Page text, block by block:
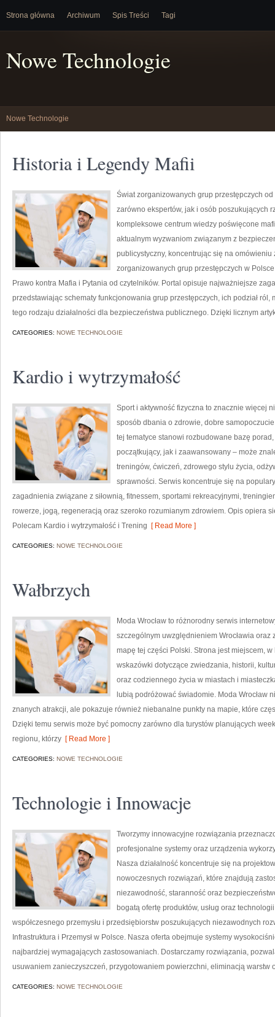
Strona główna Archiwum Spis Treści Tagi
Nowe Technologie
Nowe Technologie
Historia i Legendy Mafii
Świat zorganizowanych grup przestępczych
zarówno ekspertów, jak i osób poszukujących
kompleksowe centrum wiedzy poświęcone
aktualnym wyzwaniom związanym z
publicystyczny, koncentrując się na
zorganizowanych grup przestępczych w
Prawo kontra Mafia i Pytania od czytelników. Portal opisuje najważniejsze
przedstawiając schematy funkcjonowania grup przestępczych, ich podział ról,
tego rodzaju działalności dla bezpieczeństwa publicznego. Dzięki licznym
CATEGORIES: NOWE TECHNOLOGIE
Kardio i wytrzymałość
Sport i aktywność fizyczna to znacznie więcej
sposób dbania o zdrowie, dobre
tej tematyce stanowi rozbudowane bazę
początkujący, jak i zaawansowany – może
treningów, ćwiczeń, zdrowego stylu życia,
sprawności. Serwis koncentruje się na
zagadnienia związane z siłownią, fitnessem, sportami rekreacyjnymi,
rowerze, jogą, regeneracją oraz szeroko rozumianym zdrowiem. Opis opiera
Polecam Kardio i wytrzymałość i Trening [ Read More ]
CATEGORIES: NOWE TECHNOLOGIE
Wałbrzych
Moda Wrocław to różnorodny serwis
szczególnym uwzględnieniem Wrocławia
mapę tej części Polski. Strona jest miejscem,
wskazówki dotyczące zwiedzania, historii,
oraz codziennego życia w miastach i
lubią podróżować świadomie. Moda Wrocław
znanych atrakcji, ale pokazuje również niebanalne punkty na mapie, które
Dzięki temu serwis może być pomocny zarówno dla turystów planujących
regionu, którzy [ Read More ]
CATEGORIES: NOWE TECHNOLOGIE
Technologie i Innowacje
Tworzymy innowacyjne rozwiązania
profesjonalne systemy oraz urządzenia
Nasza działalność koncentruje się na
nowoczesnych rozwiązań, które znajdują
niezawodność, staranność oraz
bogatą ofertę produktów, usług oraz
współczesnego przemysłu i przedsiębiorstw poszukujących niezawodnych
Infrastruktura i Przemysł w Polsce. Nasza oferta obejmuje systemy
najbardziej wymagających zastosowaniach. Dostarczamy rozwiązania,
usuwaniem zanieczyszczeń, przygotowaniem powierzchni, eliminacją warstw
CATEGORIES: NOWE TECHNOLOGIE